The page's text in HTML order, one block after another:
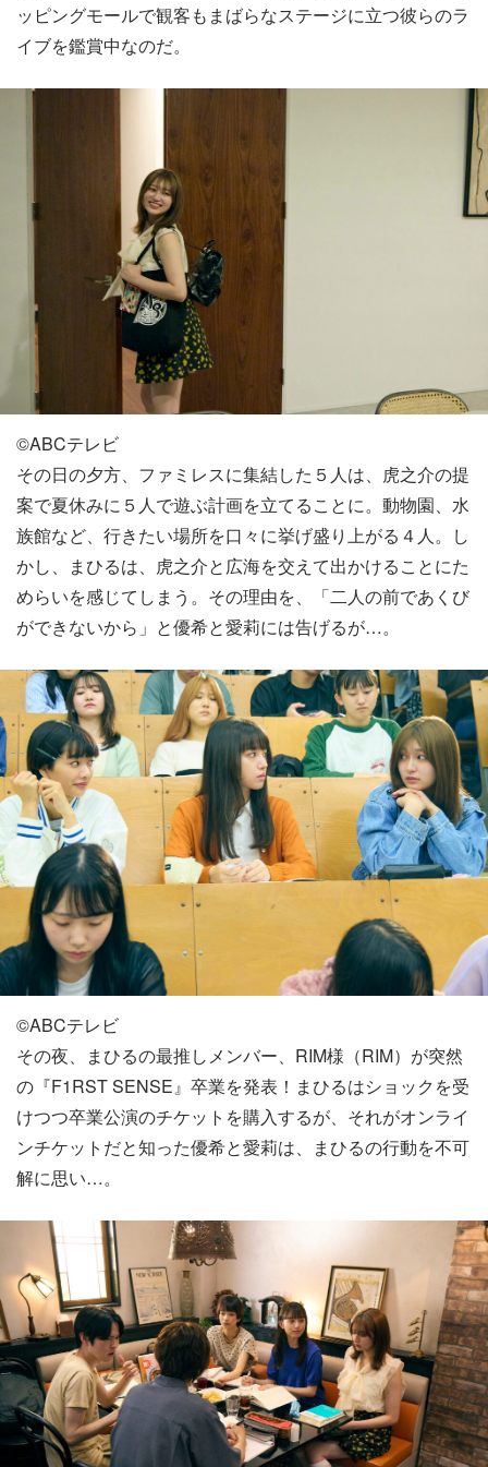
ッピングモールで観客もまばらなステージに立つ彼らのラ
イブを鑑賞中なのだ。
©️ABCテレビ
その日の夕方、ファミレスに集結した５人は、虎之介の提
案で夏休みに５人で遊ぶ計画を立てることに。動物園、水
族館など、行きたい場所を口々に挙げ盛り上がる４人。し
かし、まひるは、虎之介と広海を交えて出かけることにた
めらいを感じてしまう。その理由を、「二人の前であくび
ができないから」と優希と愛莉には告げるが…。
©️ABCテレビ
その夜、まひるの最推しメンバー、RIM様（RIM）が突然
の『F1RST SENSE』卒業を発表！まひるはショックを受
けつつ卒業公演のチケットを購入するが、それがオンライ
ンチケットだと知った優希と愛莉は、まひるの行動を不可
解に思い…。